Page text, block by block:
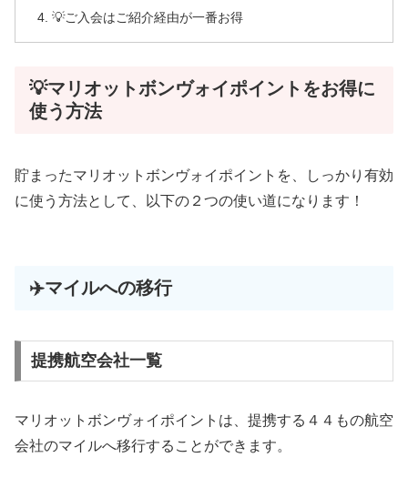
💡ご入会はご紹介経由が一番お得
💡マリオットボンヴォイポイントをお得に
使う方法
貯まったマリオットボンヴォイポイントを、しっかり有効
に使う方法として、以下の２つの使い道になります！
✈️マイルへの移行
提携航空会社一覧
マリオットボンヴォイポイントは、提携する４４もの航空
会社のマイルへ移行することができます。